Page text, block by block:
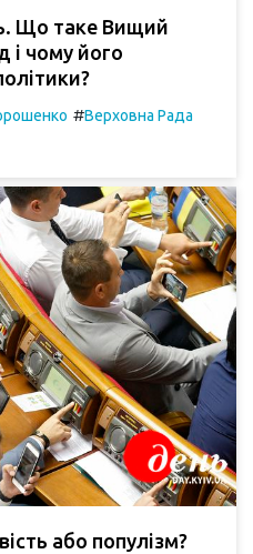
Що таке Вищий
і чому його
#Верховна Рада
або популізм?